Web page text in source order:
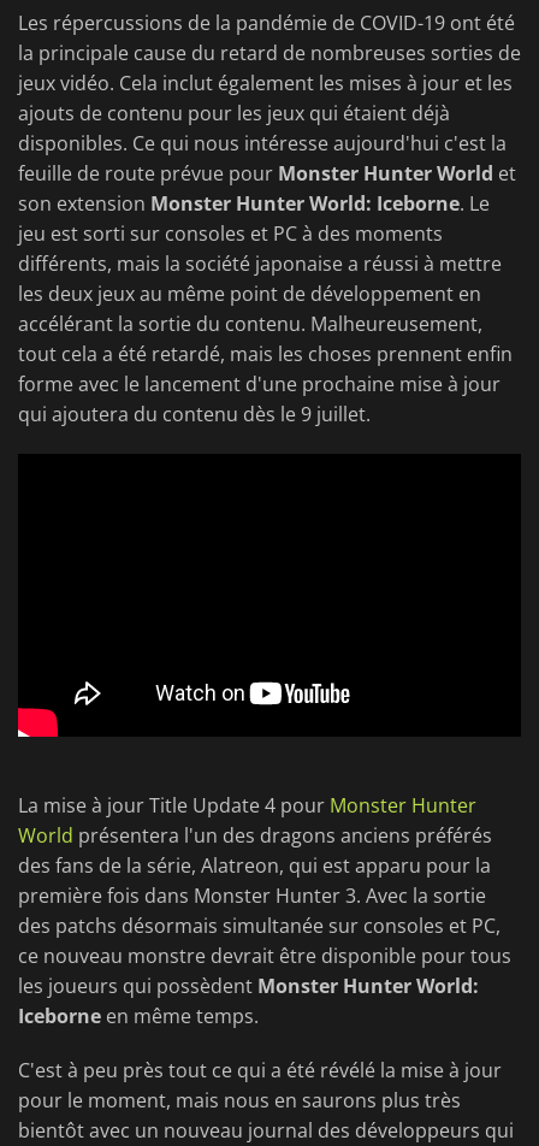
Les répercussions de la pandémie de COVID-19 ont été
la principale cause du retard de nombreuses sorties de
jeux vidéo. Cela inclut également les mises à jour et les
ajouts de contenu pour les jeux qui étaient déjà
disponibles. Ce qui nous intéresse aujourd'hui c'est la
feuille de route prévue pour Monster Hunter World et
son extension Monster Hunter World: Iceborne. Le
jeu est sorti sur consoles et PC à des moments
différents, mais la société japonaise a réussi à mettre
les deux jeux au même point de développement en
accélérant la sortie du contenu. Malheureusement,
tout cela a été retardé, mais les choses prennent enfin
forme avec le lancement d'une prochaine mise à jour
qui ajoutera du contenu dès le 9 juillet.
La mise à jour Title Update 4 pour Monster Hunter
World présentera l'un des dragons anciens préférés
des fans de la série, Alatreon, qui est apparu pour la
première fois dans Monster Hunter 3. Avec la sortie
des patchs désormais simultanée sur consoles et PC,
ce nouveau monstre devrait être disponible pour tous
les joueurs qui possèdent Monster Hunter World:
Iceborne en même temps.
C'est à peu près tout ce qui a été révélé la mise à jour
pour le moment, mais nous en saurons plus très
bientôt avec un nouveau journal des développeurs qui